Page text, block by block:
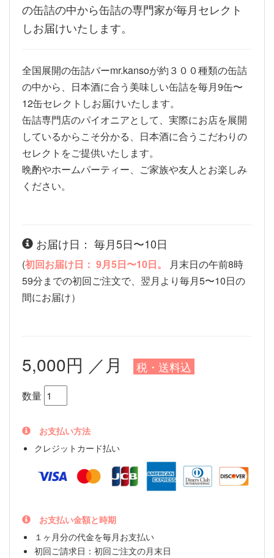
の缶詰の中から缶詰の専門家が毎月セレクト
しお届けいたします。
全国展開の缶詰バーmr.kansoが約３００種類の缶詰
の中から、日本酒に合う美味しい缶詰を毎月9缶〜
12缶セレクトしお届けいたします。
缶詰専門店のパイオニアとして、実際にお店を展開
しているからこそ分かる、日本酒に合うこだわりの
セレクトをご提供いたします。
晩酌やホームパーティー、ご家族や友人とお楽しみ
ください。
お届け日： 毎月5日〜10日
(初回お届け日： 9月5日〜10日。 月末日の午前8時
59分までの初回ご注文で、翌月より毎月5〜10日の
間にお届け）
5,000円 ／月 税・送料込
数量
お支払い方法
クレジットカード払い
お支払い金額と時期
１ヶ月分の代金を毎月お支払い
初回ご請求日：初回ご注文の月末日